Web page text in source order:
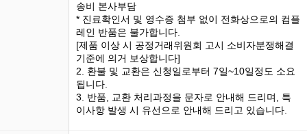
송비 본사부담
* 진료확인서 및 영수증 첨부 없이 전화상으로의 컴플
레인 반품은 불가합니다.
[제품 이상 시 공정거래위원회 고시 소비자분쟁해결
기준에 의거 보상합니다]
2. 환불 및 교환은 신청일로부터 7일~10일정도 소요
됩니다.
3. 반품, 교환 처리과정을 문자로 안내해 드리며, 특
이사항 발생 시 유선으로 안내해 드리고 있습니다.